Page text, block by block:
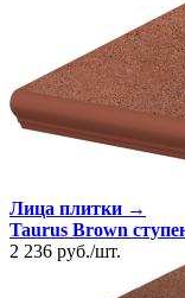
Лица плитки →
Taurus Brown
2 236 руб./шт.